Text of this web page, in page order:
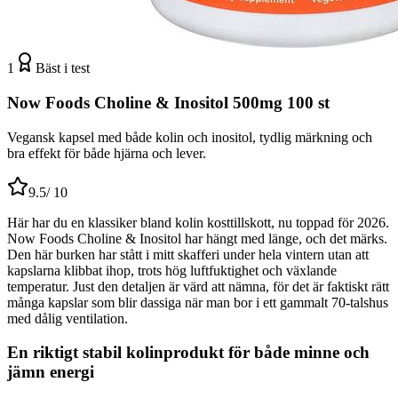
1 Bäst i test
Now Foods Choline & Inositol 500mg 100 st
Vegansk kapsel med både kolin och inositol, tydlig märkning och
bra effekt för både hjärna och lever.
9.5/ 10
Här har du en klassiker bland kolin kosttillskott, nu toppad för 2026.
Now Foods Choline & Inositol har hängt med länge, och det märks.
Den här burken har stått i mitt skafferi under hela vintern utan att
kapslarna klibbat ihop, trots hög luftfuktighet och växlande
temperatur. Just den detaljen är värd att nämna, för det är faktiskt rätt
många kapslar som blir dassiga när man bor i ett gammalt 70-talshus
med dålig ventilation.
En riktigt stabil kolinprodukt för både minne och
jämn energi